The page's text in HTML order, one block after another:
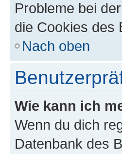
Probleme bei
die Cookies des
Nach oben
Wie kann ich
Wenn du dich
Datenbank des